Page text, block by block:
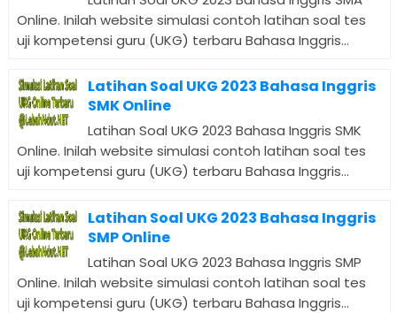
Online. Inilah website simulasi contoh latihan soal tes
uji kompetensi guru (UKG) terbaru Bahasa Inggris...
Latihan Soal UKG 2023 Bahasa Inggris
SMK Online
Latihan Soal UKG 2023 Bahasa Inggris SMK
Online. Inilah website simulasi contoh latihan soal tes
uji kompetensi guru (UKG) terbaru Bahasa Inggris...
Latihan Soal UKG 2023 Bahasa Inggris
SMP Online
Latihan Soal UKG 2023 Bahasa Inggris SMP
Online. Inilah website simulasi contoh latihan soal tes
uji kompetensi guru (UKG) terbaru Bahasa Inggris...